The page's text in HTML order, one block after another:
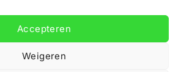
Accepteren
Weigeren